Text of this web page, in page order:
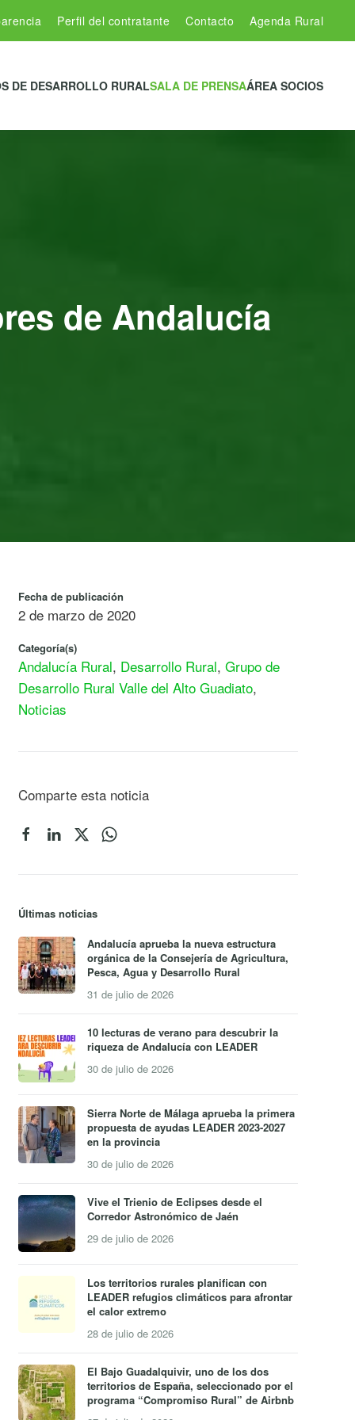
Perfil del contratante Contacto Agenda Rural
DE DESARROLLO RURALSALA DE PRENSAÁREA SOCIOS
de Andalucía
Fecha de publicación
2 de marzo de 2020
Categoría(s)
Andalucía Rural, Desarrollo Rural, Grupo de
Desarrollo Rural Valle del Alto Guadiato,
Noticias
Comparte esta noticia
Últimas noticias
Andalucía aprueba la nueva estructura
orgánica de la Consejería de Agricultura,
Pesca, Agua y Desarrollo Rural
31 de julio de 2026
10 lecturas de verano para descubrir la
riqueza de Andalucía con LEADER
30 de julio de 2026
Sierra Norte de Málaga aprueba la primera
propuesta de ayudas LEADER 2023-2027
en la provincia
30 de julio de 2026
Vive el Trienio de Eclipses desde el
Corredor Astronómico de Jaén
29 de julio de 2026
Los territorios rurales planifican con
LEADER refugios climáticos para afrontar
el calor extremo
28 de julio de 2026
El Bajo Guadalquivir, uno de los dos
territorios de España, seleccionado por el
programa “Compromiso Rural” de Airbnb